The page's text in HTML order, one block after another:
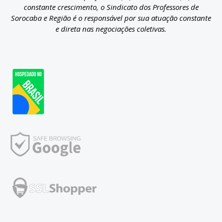
constante crescimento, o Sindicato dos Professores de
Sorocaba e Região é o responsável por sua atuação constante
e direta nas negociações coletivas.